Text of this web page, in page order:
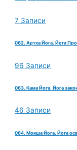
7 Записи
062. Артха Йога. Йога
96 Записи
063. Кама Йога. Йога
46 Записи
064. Мокша Йога. Йога